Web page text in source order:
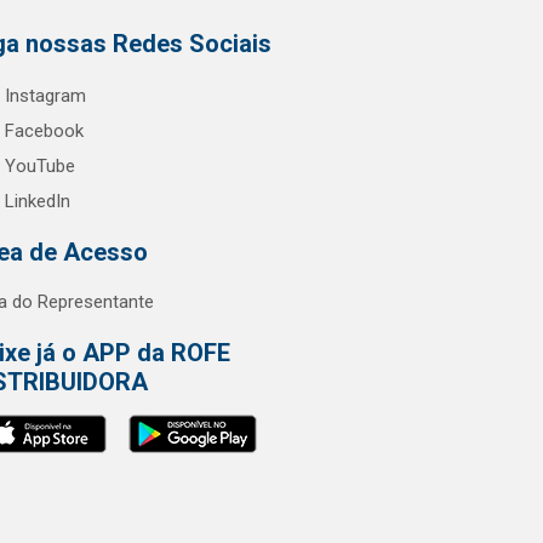
nossas Redes Sociais
Instagram
Facebook
YouTube
LinkedIn
de Acesso
do Representante
já o APP da ROFE